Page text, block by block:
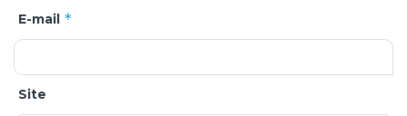
E-mail *
Site